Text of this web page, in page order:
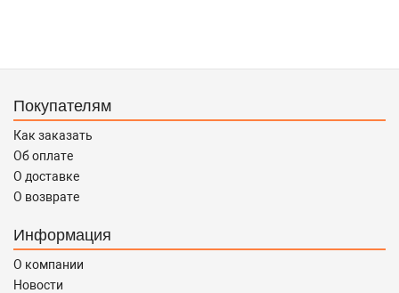
Покупателям
Как заказать
Об оплате
О доставке
О возврате
Информация
О компании
Новости